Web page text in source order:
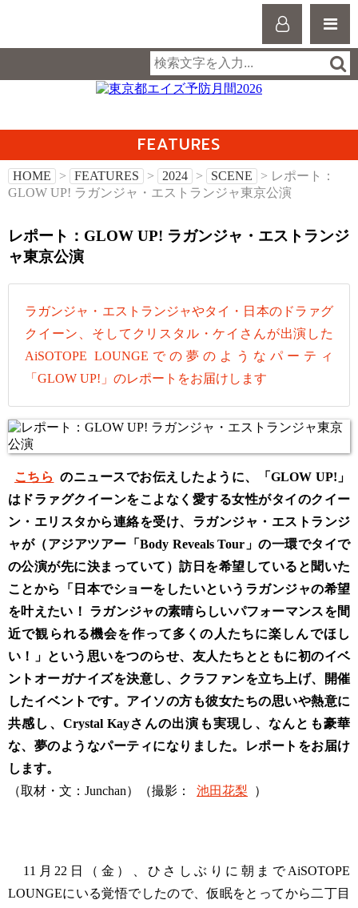
FEATURES
HOME > FEATURES > 2024 > SCENE
> レポート：
GLOW UP! ラガンジャ・エストランジャ東京公演
レポート：GLOW UP! ラガンジャ・エストランジ
ャ東京公演
ラガンジャ・エストランジャやタイ・日本のドラァグ
クイーン、そしてクリスタル・ケイさんが出演した
AiSOTOPE LOUNGEでの夢のようなパーティ
「GLOW UP!」のレポートをお届けします
こちら
のニュースでお伝えしたように、「GLOW UP!」
はドラァグクイーンをこよなく愛する女性がタイのクイー
ン・エリスタから連絡を受け、ラガンジャ・エストランジ
ャが（アジアツアー「Body Reveals Tour」の一環でタイで
の公演が先に決まっていて）訪日を希望していると聞いた
ことから「日本でショーをしたいというラガンジャの希望
を叶えたい！ ラガンジャの素晴らしいパフォーマンスを間
近で観られる機会を作って多くの人たちに楽しんでほし
い！」という思いをつのらせ、友人たちとともに初のイベ
ントオーガナイズを決意し、クラファンを立ち上げ、開催
したイベントです。アイソの方も彼女たちの思いや熱意に
共感し、Crystal Kayさんの出演も実現し、なんとも豪華
な、夢のようなパーティになりました。レポートをお届け
します。
（取材・文：Junchan）（撮影：
池田花梨 ）
11月22日（金）、ひさしぶりに朝までAiSOTOPE
LOUNGEにいる覚悟でしたので、仮眠をとってから二丁目